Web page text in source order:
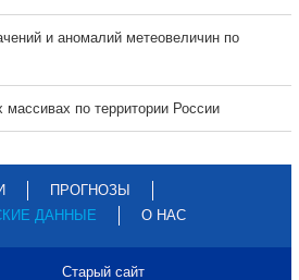
и аномалий метеовеличин по
по территории России
ПРОГНОЗЫ
ДАННЫЕ
О НАС
Старый сайт